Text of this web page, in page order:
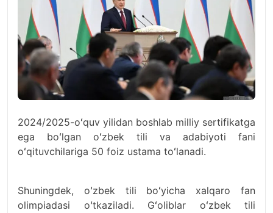
2024/2025-oʻquv yilidan boshlab milliy sertifikatga
ega boʻlgan oʻzbek tili va adabiyoti fani
oʻqituvchilariga 50 foiz ustama toʻlanadi.
Shuningdek, oʻzbek tili boʻyicha xalqaro fan
olimpiadasi oʻtkaziladi. Gʻoliblar oʻzbek tili